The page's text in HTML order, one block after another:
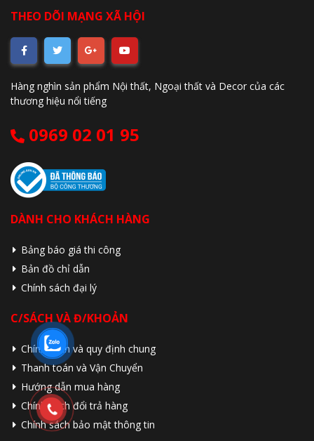
THEO DÕI MẠNG XÃ HỘI
Hàng nghìn sản phẩm Nội thất, Ngoại thất và Decor của các
thương hiệu nổi tiếng
0969 02 01 95
DÀNH CHO KHÁCH HÀNG
Bảng báo giá thi công
Bản đồ chỉ dẫn
Chính sách đại lý
C/SÁCH VÀ Đ/KHOẢN
Chính sách và quy định chung
Thanh toán và Vận Chuyển
Hướng dẫn mua hàng
Chính sách đổi trả hàng
Chính sách bảo mật thông tin